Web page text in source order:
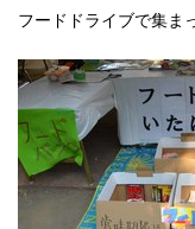
フードドライブで集ま